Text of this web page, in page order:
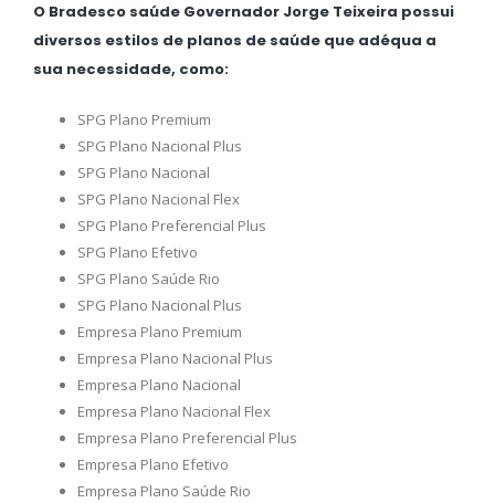
O Bradesco saúde Governador Jorge Teixeira possui
diversos estilos de planos de saúde que adéqua a
sua necessidade, como:
SPG Plano Premium
SPG Plano Nacional Plus
SPG Plano Nacional
SPG Plano Nacional Flex
SPG Plano Preferencial Plus
SPG Plano Efetivo
SPG Plano Saúde Rio
SPG Plano Nacional Plus
Empresa Plano Premium
Empresa Plano Nacional Plus
Empresa Plano Nacional
Empresa Plano Nacional Flex
Empresa Plano Preferencial Plus
Empresa Plano Efetivo
Empresa Plano Saúde Rio